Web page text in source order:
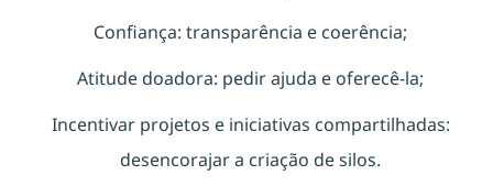
Confiança: transparência e coerência;
Atitude doadora: pedir ajuda e oferecê-la;
Incentivar projetos e iniciativas compartilhadas:
desencorajar a criação de silos.